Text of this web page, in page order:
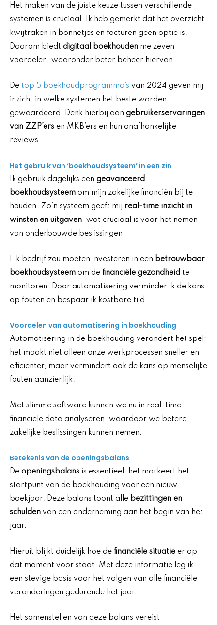
Het maken van de juiste keuze tussen verschillende
systemen is cruciaal. Ik heb gemerkt dat het overzicht
kwijtraken in bonnetjes en facturen geen optie is.
Daarom biedt digitaal boekhouden me zeven
voordelen, waaronder beter beheer hiervan.
De top 5 boekhoudprogramma’s van 2024 geven mij
inzicht in welke systemen het beste worden
gewaardeerd. Denk hierbij aan gebruikerservaringen
van ZZP’ers en MKB’ers en hun onafhankelijke
reviews.
Het gebruik van ‘boekhoudsysteem’ in een zin
Ik gebruik dagelijks een geavanceerd
boekhoudsysteem om mijn zakelijke financiën bij te
houden. Zo’n systeem geeft mij real-time inzicht in
winsten en uitgaven, wat cruciaal is voor het nemen
van onderbouwde beslissingen.
Elk bedrijf zou moeten investeren in een betrouwbaar
boekhoudsysteem om de financiële gezondheid te
monitoren. Door automatisering verminder ik de kans
op fouten en bespaar ik kostbare tijd.
Voordelen van automatisering in boekhouding
Automatisering in de boekhouding verandert het spel;
het maakt niet alleen onze werkprocessen sneller en
efficiënter, maar vermindert ook de kans op menselijke
fouten aanzienlijk.
Met slimme software kunnen we nu in real-time
financiële data analyseren, waardoor we betere
zakelijke beslissingen kunnen nemen.
Betekenis van de openingsbalans
De openingsbalans is essentieel, het markeert het
startpunt van de boekhouding voor een nieuw
boekjaar. Deze balans toont alle bezittingen en
schulden van een onderneming aan het begin van het
jaar.
Hieruit blijkt duidelijk hoe de financiële situatie er op
dat moment voor staat. Met deze informatie leg ik
een stevige basis voor het volgen van alle financiële
veranderingen gedurende het jaar.
Het samenstellen van deze balans vereist